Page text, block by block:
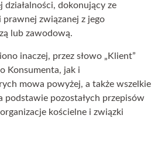
dokonujący ze
prawnej związanej z jego
lub zawodową.
inaczej, przez słowo „Klient”
Konsumenta, jak i
mowa powyżej, a także wszelkie
podstawie pozostałych przepisów
kościelne i związki